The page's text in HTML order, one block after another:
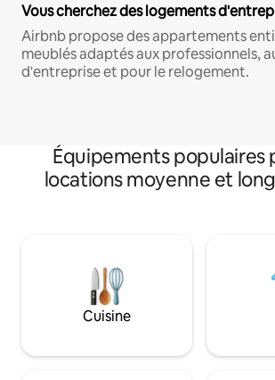
Vous cherchez des logements
Airbnb propose des appartements
meublés adaptés aux professionnels,
d'entreprise et pour le relogement.
Équipements populaires
locations moyenne et
Cuisine